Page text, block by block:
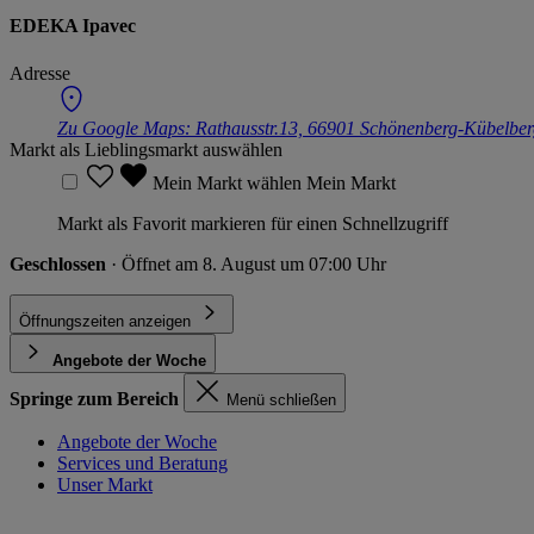
EDEKA Ipavec
Adresse
Zu Google Maps: Rathausstr.13, 66901 Schönenberg-
Markt als Lieblingsmarkt auswählen
Mein Markt wählen Mein Markt
Markt als Favorit markieren für einen Schnellzugriff
Geschlossen · Öffnet am 8. August um 07:00 Uhr
Öffnungszeiten anzeigen
Angebote der Woche
Springe zum Bereich Menü schließen
Angebote der Woche
Services und Beratung
Unser Markt